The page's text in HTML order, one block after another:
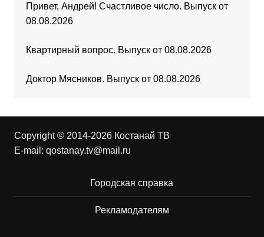
Привет, Андрей! Счастливое число. Выпуск от
08.08.2026
Квартирный вопрос. Выпуск от 08.08.2026
Доктор Мясников. Выпуск от 08.08.2026
Copyright © 2014-2026 Костанай ТВ
E-mail: qostanay.tv@mail.ru
Городская справка
Рекламодателям